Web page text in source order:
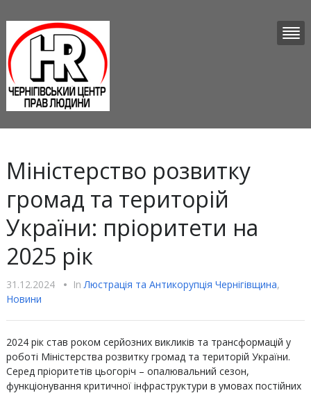
Міністерство розвитку
громад та територій
України: пріоритети на
2025 рік
31.12.2024 • InЛюстрацiя та Антикорупцiя Чернігівщина,
Новини
2024 рік став роком серйозних викликів та трансформацій у
роботі Міністерства розвитку громад та територій України.
Серед пріоритетів цьогоріч – опалювальний сезон,
функціонування критичної інфраструктури в умовах постійних